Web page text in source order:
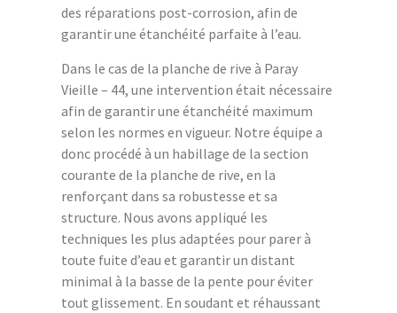
des réparations post-corrosion, afin de
garantir une étanchéité parfaite à l’eau.
Dans le cas de la planche de rive à Paray
Vieille – 44, une intervention était nécessaire
afin de garantir une étanchéité maximum
selon les normes en vigueur. Notre équipe a
donc procédé à un habillage de la section
courante de la planche de rive, en la
renforçant dans sa robustesse et sa
structure. Nous avons appliqué les
techniques les plus adaptées pour parer à
toute fuite d’eau et garantir un distant
minimal à la basse de la pente pour éviter
tout glissement. En soudant et réhaussant